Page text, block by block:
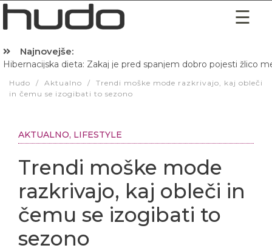
Najnovejše:
Hibernacijska dieta: Zakaj je pred spanjem dobro pojesti žlico
Hudo / Aktualno /
Trendi moške mode razkrivajo, kaj obleči
in čemu se izogibati to sezono
AKTUALNO, LIFESTYLE
Trendi moške mode
razkrivajo, kaj obleči in
čemu se izogibati to
sezono